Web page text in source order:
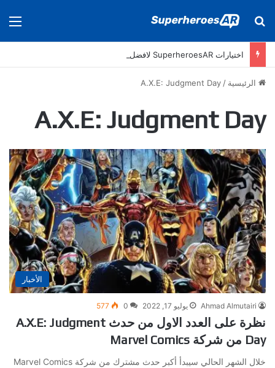
بحث عن
الرئيسية /
A.X.E: Judgment Day
A.X.E: Judgment Day
الأخبار
Ahmad Almutairi يوليو 17, 2022 0
577
نظرة على العدد الاول من حدث A.X.E: Judgment
Day من شركة Marvel Comics
خلال الشهر الحالي سيبدأ أكبر حدث مشترك من شركة Marvel Comics